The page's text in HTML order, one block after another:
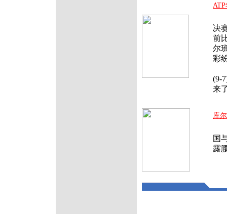
决
前
尔
彩
(9-
来
库
国
露